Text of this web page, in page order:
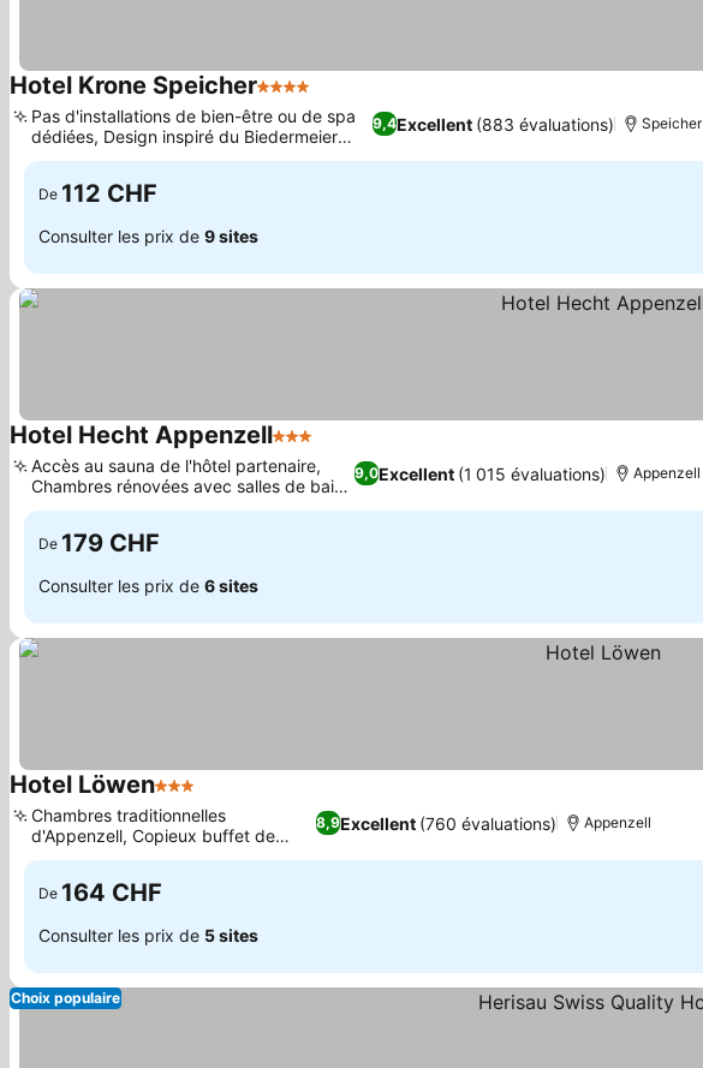
Hotel Krone Speicher4 Étoiles
9,4Excellent (883 évaluations)
Pas d'installations de bien-être ou de spa
dédiées, Design inspiré du Biedermeier
appenzellois
Speicher
De 112 CHF
Consulter les prix de 9 sites
Hotel Hecht Appenzell3 Étoiles
9,0Excellent (1 015 évaluations)
Accès au sauna de l'hôtel partenaire,
Chambres rénovées avec salles de bain
modernes
Appenzell
De 179 CHF
Consulter les prix de 6 sites
Hotel Löwen3 Étoiles
8,9Excellent (760 évaluations)
Chambres traditionnelles
d'Appenzell, Copieux buffet de
petit-déjeuner
Appenzell
De 164 CHF
Consulter les prix de 5 sites
Choix populaire